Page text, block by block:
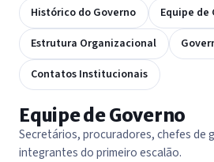
Histórico do Governo
Equipe de
Estrutura Organizacional
Contatos Institucionais
Equipe de Governo
Secretários, procuradores, chefes de
integrantes do primeiro escalão.